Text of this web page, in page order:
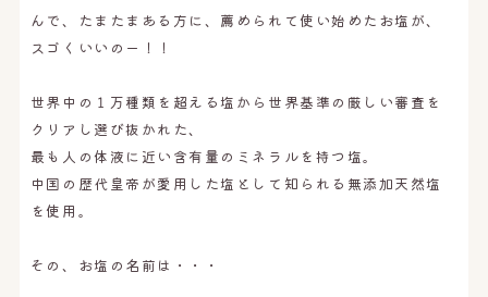
んで、たまたまある方に、薦められて使い始めたお塩が、
スゴくいいのー！！
世界中の１万種類を超える塩から世界基準の厳しい審査を
クリアし選び抜かれた、
最も人の体液に近い含有量のミネラルを持つ塩。
中国の歴代皇帝が愛用した塩として知られる無添加天然塩
を使用。
その、お塩の名前は・・・